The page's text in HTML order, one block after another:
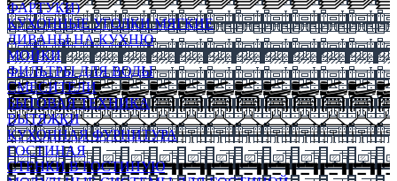
ФАРТУКИ)
КУХОННЫЕ УГОЛКИ МЯГКИЕ
ДИВАНЫ НА КУХНЮ
МОЙКИ
ФИЛЬТРЫ ДЛЯ ВОДЫ
СМЕСИТЕЛИ
БЫТОВАЯ ТЕХНИКА
ВЫТЯЖКИ
КУХОННАЯ ФУРНИТУРА
ГОСТИНАЯ
СТЕНКИ В ГОСТИНУЮ